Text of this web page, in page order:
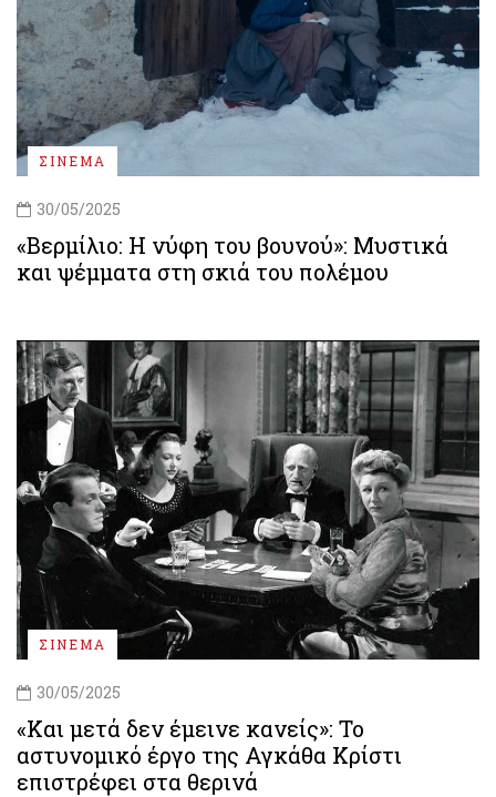
ΣΙΝΕΜΑ
30/05/2025
«Βερμίλιο: Η νύφη του βουνού»: Μυστικά
και ψέμματα στη σκιά του πολέμου
ΣΙΝΕΜΑ
30/05/2025
«Και μετά δεν έμεινε κανείς»: Το
αστυνομικό έργο της Αγκάθα Κρίστι
επιστρέφει στα θερινά